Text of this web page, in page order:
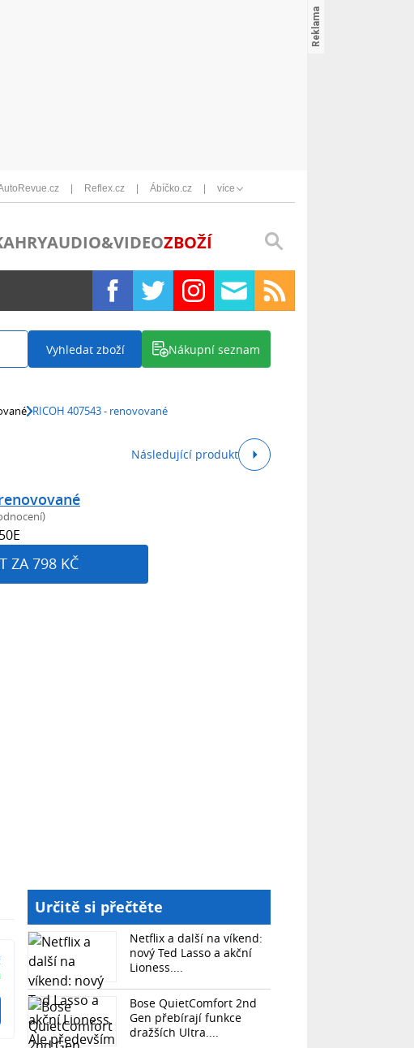
Reflex.cz Ábíčko.cz více
HRYAUDIO&VIDEOZBOŽÍ
Vyhledat zboží Nákupní seznam
RICOH 407543 - renovované
Následující produkt
ZA 798 KČ
Určitě si přečtěte
Netflix a další na víkend:
nový Ted Lasso a akční
Lioness....
Bose QuietComfort 2nd
Gen přebírají funkce
dražších Ultra....